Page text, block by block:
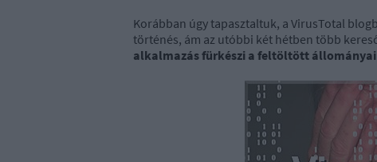
Korábban úgy tapasztaltuk, a VirusTotal
történés, ám az utóbbi két hétben több
alkalmazás fürkészi a feltöltött